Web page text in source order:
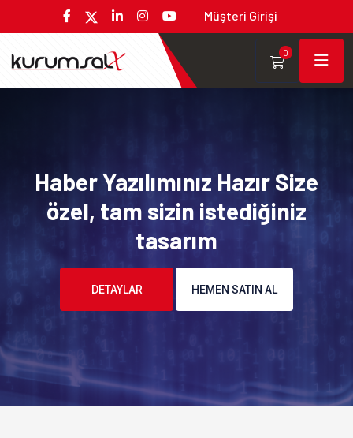
Müşteri Girişi
0
Haber Yazılımınız Hazır Size
özel, tam sizin istediğiniz
tasarım
DETAYLAR HEMEN SATIN AL